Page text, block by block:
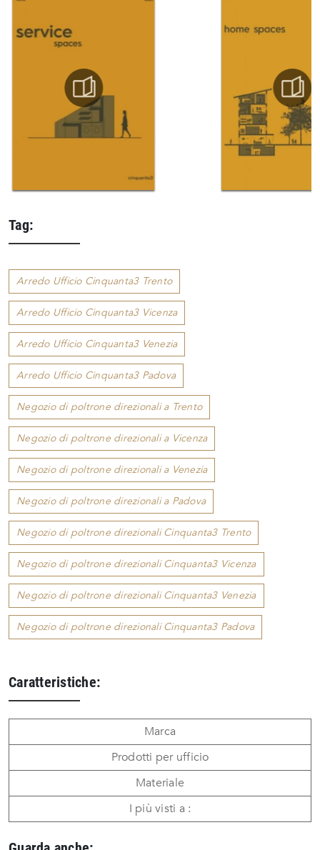
Tag:
Arredo Ufficio Cinquanta3 Trento
Arredo Ufficio Cinquanta3 Vicenza
Arredo Ufficio Cinquanta3 Venezia
Arredo Ufficio Cinquanta3 Padova
Negozio di poltrone direzionali a Trento
Negozio di poltrone direzionali a Vicenza
Negozio di poltrone direzionali a Venezia
Negozio di poltrone direzionali a Padova
Negozio di poltrone direzionali Cinquanta3 Trento
Negozio di poltrone direzionali Cinquanta3 Vicenza
Negozio di poltrone direzionali Cinquanta3 Venezia
Negozio di poltrone direzionali Cinquanta3 Padova
Caratteristiche:
Marca
Prodotti per ufficio
Materiale
I più visti a :